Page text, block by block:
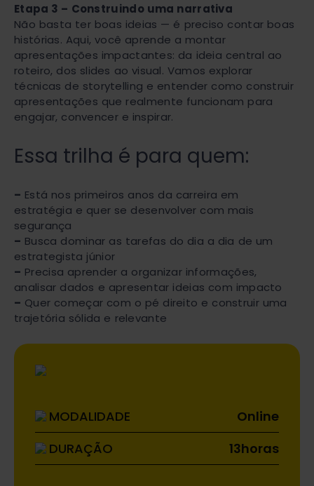
Etapa 3 – Construindo uma narrativa
Não basta ter boas ideias — é preciso contar boas
histórias. Aqui, você aprende a montar
apresentações impactantes: da ideia central ao
roteiro, dos slides ao visual. Vamos explorar
técnicas de storytelling e entender como construir
apresentações que realmente funcionam para
engajar, convencer e inspirar.
Essa trilha é para quem:
– Está nos primeiros anos da carreira em
estratégia e quer se desenvolver com mais
segurança
– Busca dominar as tarefas do dia a dia de um
estrategista júnior
– Precisa aprender a organizar informações,
analisar dados e apresentar ideias com impacto
– Quer começar com o pé direito e construir uma
trajetória sólida e relevante
MODALIDADE
Online
DURAÇÃO
13horas